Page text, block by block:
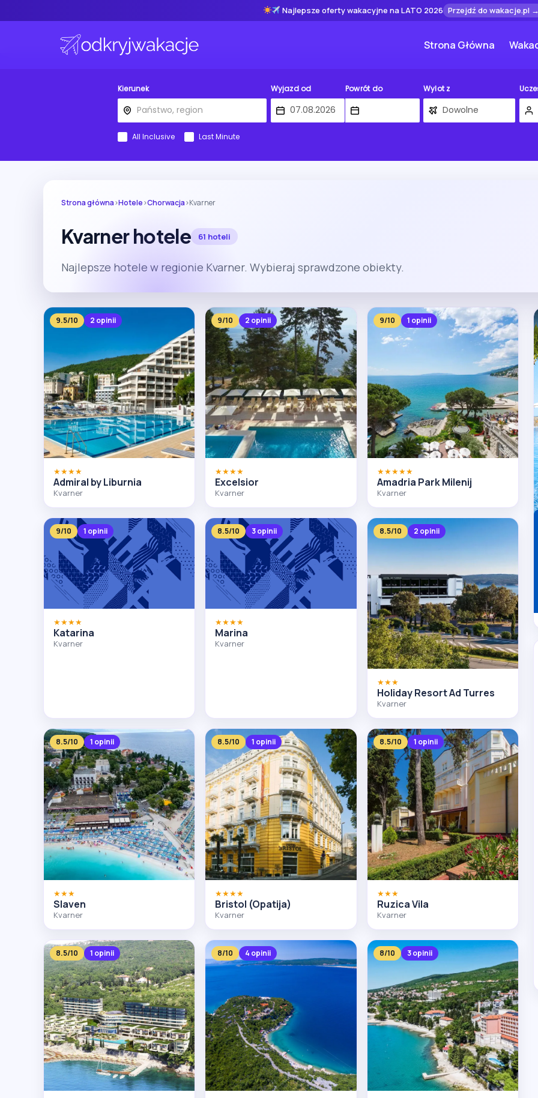
Najlepsze oferty wakacyjne na LATO 2026 Przejdź do wakacje.pl
Strona Główna
Kierunek Wyjazd od Powrót do Wylot z
All Inclusive Last Minute
Strona główna›Hotele›Chorwacja›Kvarner
Kvarner hotele 61 hoteli
Najlepsze hotele w regionie Kvarner. Wybieraj sprawdzone obiekty.
9.5/10 2 opinii
★★★★
Admiral by Liburnia
Kvarner
9/10 2 opinii
★★★★
Excelsior
Kvarner
9/10 1 opinii
★★★★★
Amadria Park Milenij
Kvarner
9/10 1 opinii
★★★★
Katarina
Kvarner
8.5/10 3 opinii
★★★★
Marina
Kvarner
8.5/10 2 opinii
★★★
Holiday Resort Ad Turres
Kvarner
8.5/10 1 opinii
★★★
Slaven
Kvarner
8.5/10 1 opinii
★★★★
Bristol (Opatija)
Kvarner
8.5/10 1 opinii
★★★
Ruzica Vila
Kvarner
8.5/10 1 opinii 8/10 4 opinii 8/10 3 opinii